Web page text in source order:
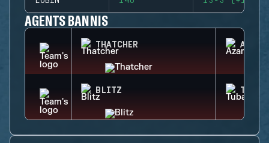
AGENTS BANNIS
THATCHER AZAMI
BLITZ